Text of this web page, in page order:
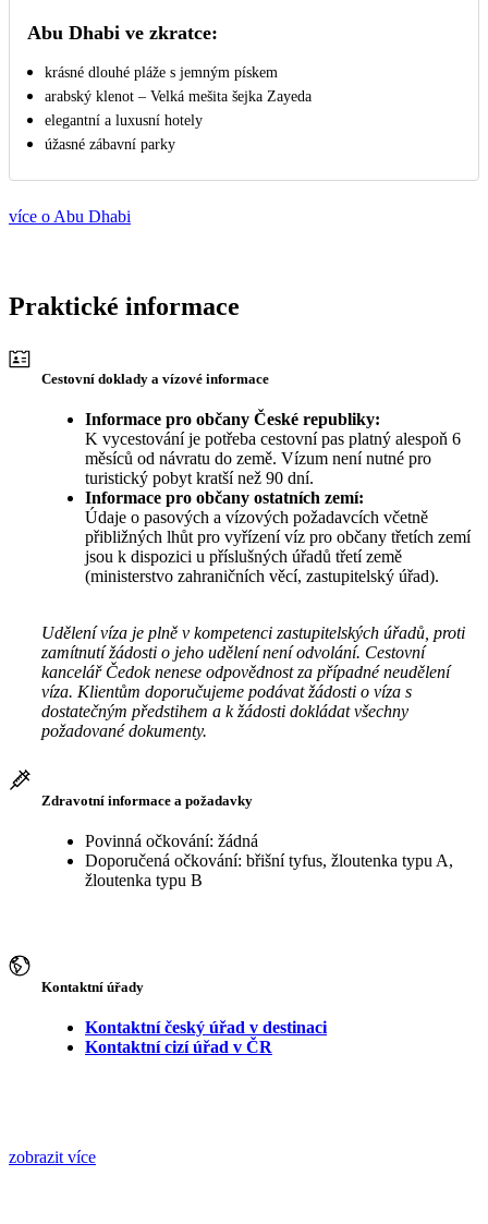
Abu Dhabi ve zkratce:
krásné dlouhé pláže s jemným pískem
arabský klenot – Velká mešita šejka Zayeda
elegantní a luxusní hotely
úžasné zábavní parky
více o Abu Dhabi
Praktické informace
Cestovní doklady a vízové informace
Informace pro občany České republiky:
K vycestování je potřeba cestovní pas platný alespoň 6
měsíců od návratu do země. Vízum není nutné pro
turistický pobyt kratší než 90 dní.
Informace pro občany ostatních zemí:
Údaje o pasových a vízových požadavcích včetně
přibližných lhůt pro vyřízení víz pro občany třetích zemí
jsou k dispozici u příslušných úřadů třetí země
(ministerstvo zahraničních věcí, zastupitelský úřad).
Udělení víza je plně v kompetenci zastupitelských úřadů, proti
zamítnutí žádosti o jeho udělení není odvolání. Cestovní
kancelář Čedok nenese odpovědnost za případné neudělení
víza. Klientům doporučujeme podávat žádosti o víza s
dostatečným předstihem a k žádosti dokládat všechny
požadované dokumenty.
Zdravotní informace a požadavky
Povinná očkování: žádná
Doporučená očkování: břišní tyfus, žloutenka typu A,
žloutenka typu B
Kontaktní úřady
Kontaktní český úřad v destinaci
Kontaktní cizí úřad v ČR
zobrazit více